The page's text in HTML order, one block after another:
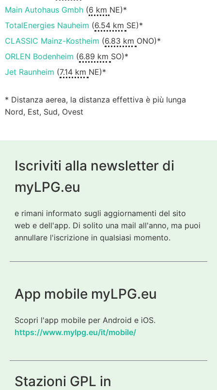
Main Autohaus Gmbh (6 km NE)*
TotalEnergies Nauheim (6.54 km SE)*
CLASSIC Mainz-Kostheim (6.83 km ONO)*
ORLEN Bodenheim (6.89 km SO)*
Jet Raunheim (7.14 km NE)*
* Distanza aerea, la distanza effettiva è più lunga
Nord, Est, Sud, Ovest
Iscriviti alla newsletter di
myLPG.eu
e rimani informato sugli aggiornamenti del sito
web e dell'app. Di solito una mail all'anno, ma puoi
annullare l'iscrizione in qualsiasi momento.
App mobile myLPG.eu
Scopri l'app mobile per Android e iOS.
https://www.mylpg.eu/it/mobile/
Stazioni GPL in